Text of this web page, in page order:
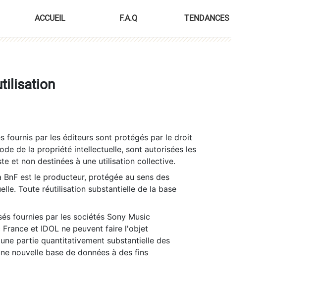
ACCUEIL F.A.Q TENDANCES
fournis par les éditeurs sont protégés par le droit
de la propriété intellectuelle, sont autorisées les
et non destinées à une utilisation collective.
est le producteur, protégée au sens des
Toute réutilisation substantielle de la base
fournies par les sociétés Sony Music
et IDOL ne peuvent faire l'objet
partie quantitativement substantielle des
nouvelle base de données à des fins